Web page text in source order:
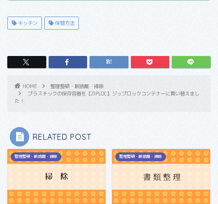
キッチン 保管方法
HOME
整理整頓・断捨離・掃除
プラスチックの保存容器を【ZIPLOC】ジップロックコンテナーに買い替えまし
た！
RELATED POST
整理整頓・断捨離・掃除 整理整頓・断捨離・掃除